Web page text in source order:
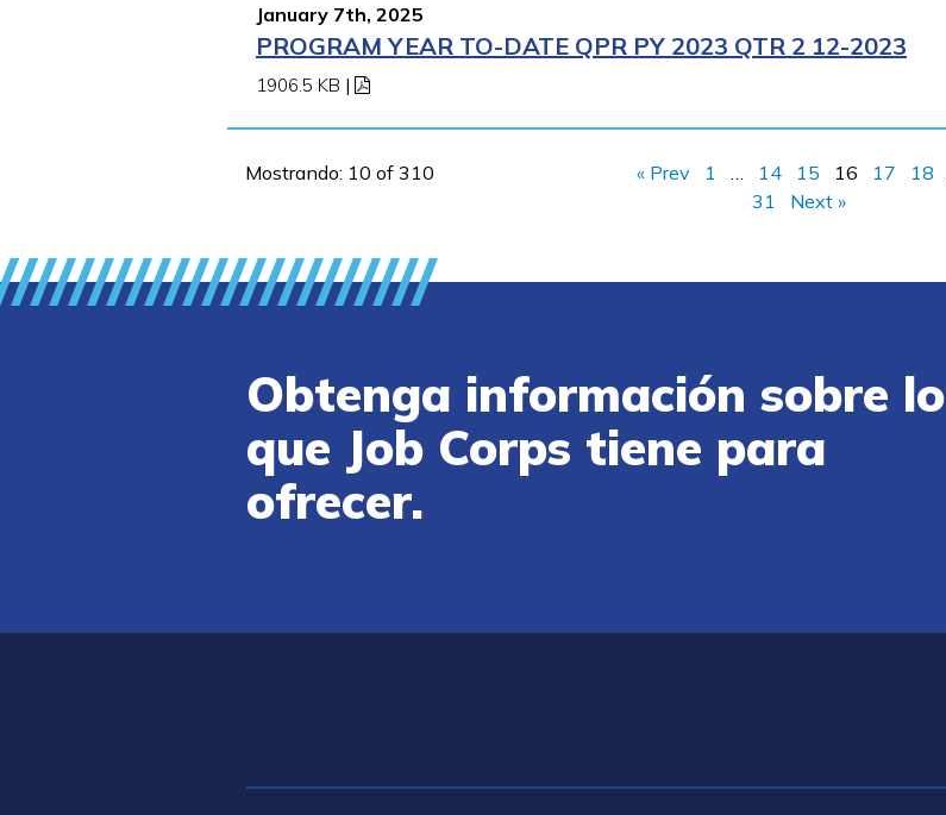
January 7th, 2025
PROGRAM YEAR TO-DATE QPR PY 2023 QTR 2 12-2023
1906.5 KB |
Mostrando: 10 of 310 « Prev 1 14 15 16 17 18
31
Next »
Obtenga información sobre lo
que Job Corps tiene para
ofrecer.